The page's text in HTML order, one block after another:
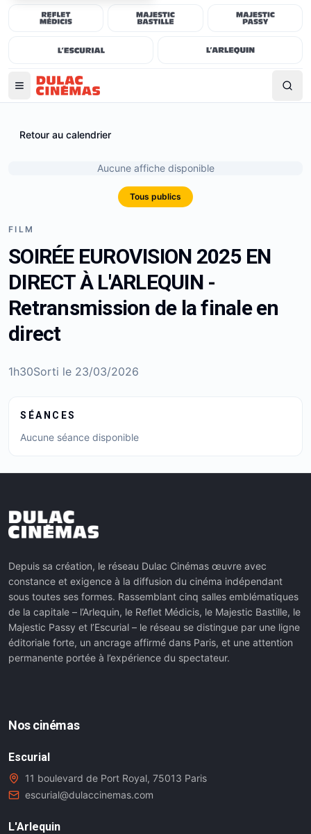
Retour au calendrier
Aucune affiche disponible
Tous publics
SÉANCES
Aucune séance disponible
FILM
SOIRÉE EUROVISION 2025 EN
DIRECT À L'ARLEQUIN -
Retransmission de la finale en
direct
1h30Sorti le 23/03/2026
Depuis sa création, le réseau Dulac Cinémas œuvre avec
constance et exigence à la diffusion du cinéma indépendant
sous toutes ses formes. Rassemblant cinq salles emblématiques
de la capitale – l’Arlequin, le Reflet Médicis, le Majestic Bastille, le
Majestic Passy et l’Escurial – le réseau se distingue par une ligne
éditoriale forte, un ancrage affirmé dans Paris, et une attention
permanente portée à l’expérience du spectateur.
Nos cinémas
Escurial
11 boulevard de Port Royal, 75013 Paris
escurial@dulaccinemas.com
L'Arlequin